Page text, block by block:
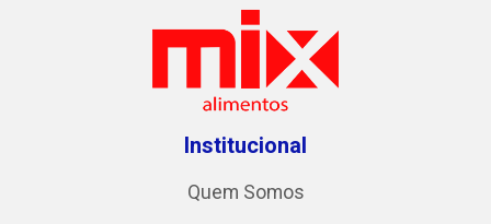
Institucional
Quem Somos